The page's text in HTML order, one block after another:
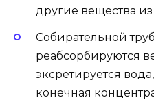
другие вещества из
Собирательной
реабсорбируются
эксретируется
конечная